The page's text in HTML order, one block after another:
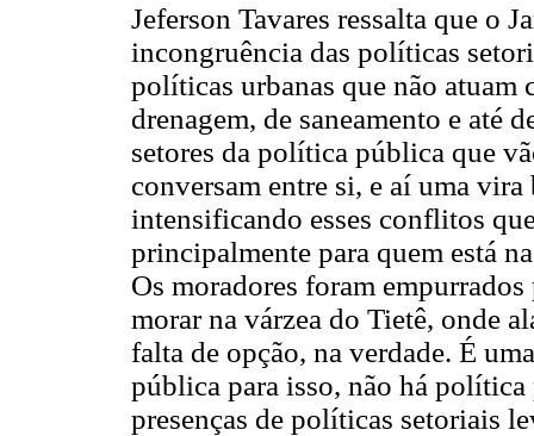
Jeferson Tavares ressalta que o
incongruência das políticas
políticas urbanas que não
drenagem, de saneamento e até
setores da política pública que
conversam entre si, e aí uma
intensificando esses conflitos
principalmente para quem está
Os moradores foram
morar na várzea do Tietê, onde
falta de opção, na verdade. É
pública para isso, não há
presenças de políticas setoriais